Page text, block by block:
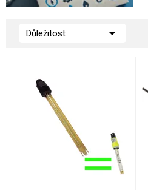
Důležitost 